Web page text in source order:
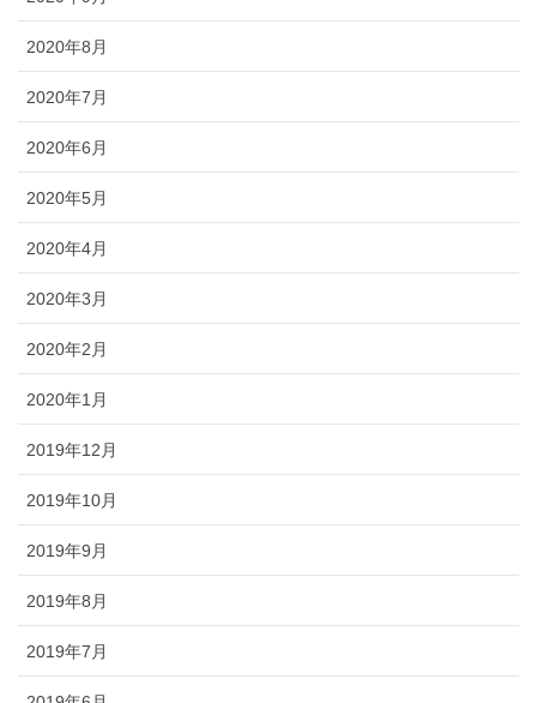
2020年8月
2020年7月
2020年6月
2020年5月
2020年4月
2020年3月
2020年2月
2020年1月
2019年12月
2019年10月
2019年9月
2019年8月
2019年7月